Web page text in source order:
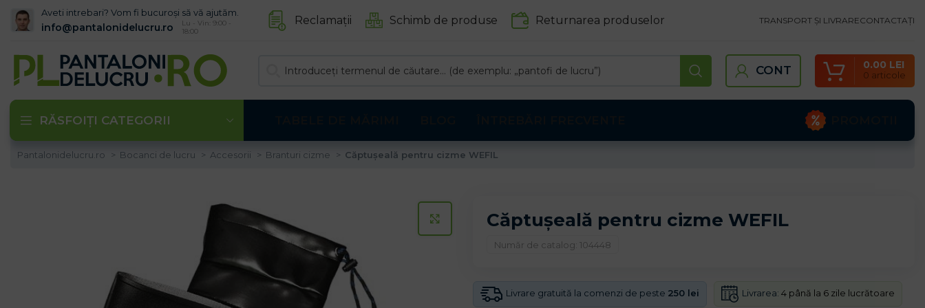
Aveti intrebari? Vom fi bucuroși să vă ajutăm.
info@pantalonidelucru.ro
Lu - Vin: 9:00 -
18:00
Reclamații Schimb de produse Returnarea produselor TRANSPORT ȘI LIVRARECONTACTAȚI
CONT 0 articole
0.00 LEI
RĂSFOIȚI CATEGORII
Pantalonidelucru.ro Bocanci de lucru Accesorii Branturi cizme Căptușeală pentru cizme WEFIL
CLICK PENTRU A MARI
Căptușeală pentru cizme WEFIL
Număr de catalog: 104448
Livrare gratuită la comenzi de peste 250 lei Livrarea: 4 până la 6 zile lucrătoare